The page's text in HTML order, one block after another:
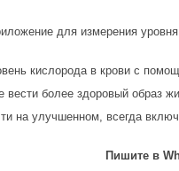
для измерения
кислорода в крови с
более здоровый образ
на улучшенном, всегда
Пишите в